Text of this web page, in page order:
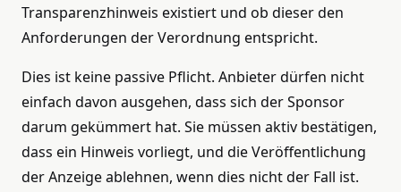
Transparenzhinweis existiert und ob dieser den
Anforderungen der Verordnung entspricht.
Dies ist keine passive Pflicht. Anbieter dürfen nicht
einfach davon ausgehen, dass sich der Sponsor
darum gekümmert hat. Sie müssen aktiv bestätigen,
dass ein Hinweis vorliegt, und die Veröffentlichung
der Anzeige ablehnen, wenn dies nicht der Fall ist.